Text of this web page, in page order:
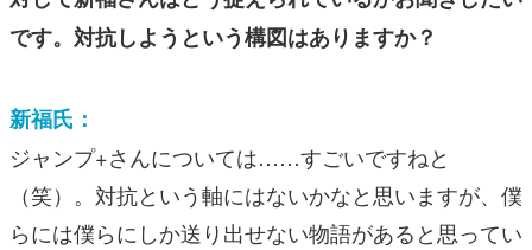
です。対抗しようという構図はありますか？
新福氏：
ジャンプ+さんについては……すごいですねと
（笑）。対抗という軸にはないかなと思いますが、僕
らには僕らにしか送り出せない物語があると思ってい